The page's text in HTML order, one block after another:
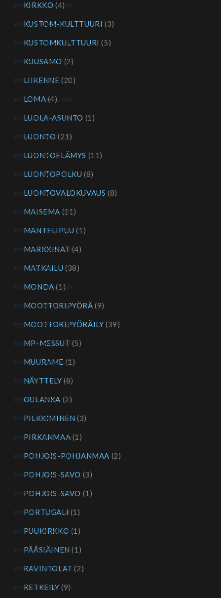
KIRKKO (4)
KUSTOM-KULTTUURI (3)
KUSTOMKULTTUURI (5)
KUUSAMO (2)
LIIKENNE (20)
LOMA (4)
LUOLA-ASUNTO (1)
LUONTO (21)
LUONTOELÄMYS (11)
LUONTOPOLKU (8)
LUONTOVALOKUVAUS (8)
MAISEMA (11)
MANTELIPUU (1)
MARKKINAT (4)
MATKAILU (38)
MONDA (1)
MOOTTORIPYÖRÄ (9)
MOOTTORIPYÖRÄILY (39)
MP-MESSUT (5)
MUURAME (1)
NÄYTTELY (8)
OULANKA (2)
PILKKIMINEN (3)
PIRKANMAA (1)
POHJOIS-POHJANMAA (2)
POHJOIS-SAVO (3)
POHJOIS-SAVO (1)
PORTUGALI (1)
PUUKIRKKO (1)
PÄÄSIÄINEN (1)
RAVINTOLAT (2)
RETKEILY (9)